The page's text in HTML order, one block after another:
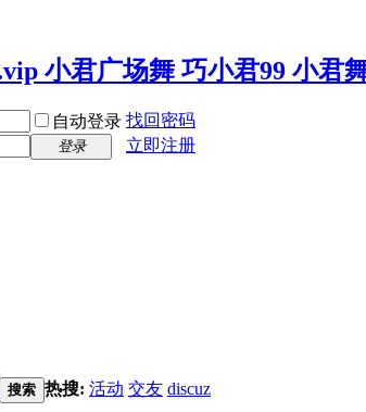
自动登录 找回密码
登录
立即注册
搜索 热搜: 活动 交友 discuz